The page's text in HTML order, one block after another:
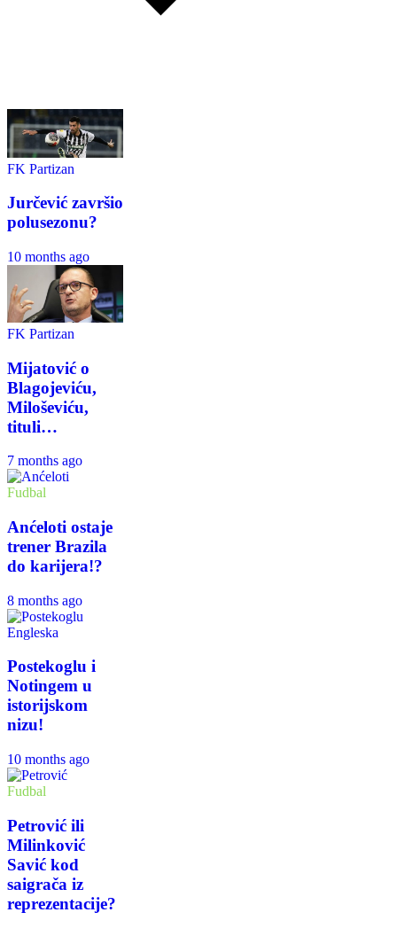
FK Partizan
Jurčević završio
polusezonu?
10 months ago
FK Partizan
Mijatović o
Blagojeviću,
Miloševiću,
tituli…
7 months ago
Fudbal
Anćeloti ostaje
trener Brazila
do karijera!?
8 months ago
Engleska
Postekoglu i
Notingem u
istorijskom
nizu!
10 months ago
Fudbal
Petrović ili
Milinković
Savić kod
saigrača iz
reprezentacije?